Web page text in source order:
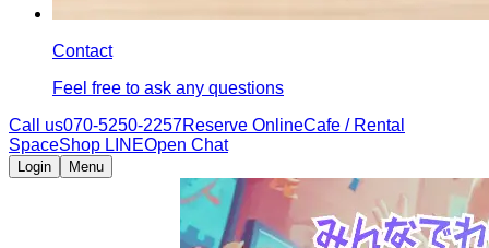
Contact
Feel free to ask any questions
Call us070-5250-2257Reserve OnlineCafe / Rental
SpaceShop LINEOpen Chat
Login Menu